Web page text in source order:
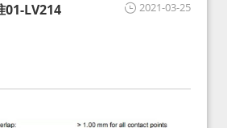
2021-03-25
01-LV214